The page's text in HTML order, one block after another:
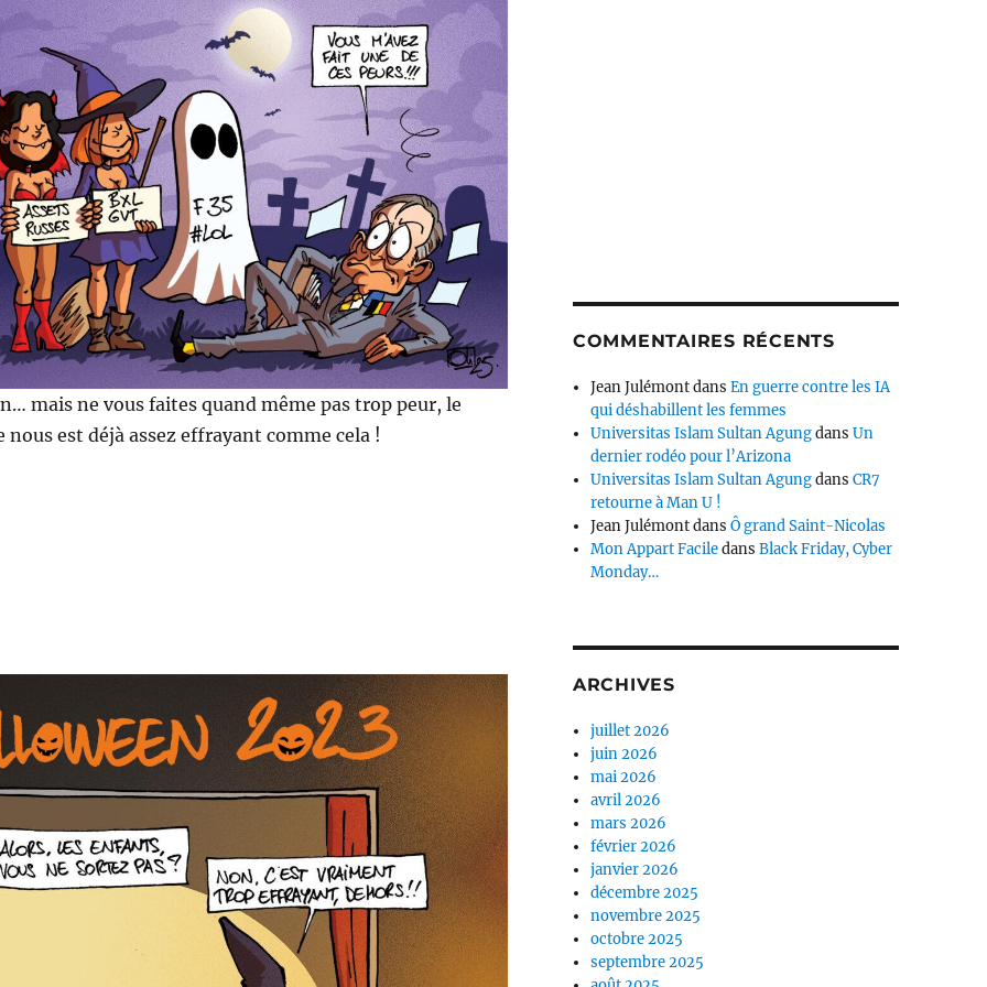
mais ne vous faites quand même pas trop peur, le
nous est déjà assez effrayant comme cela !
COMMENTAIRES RÉCENTS
Jean JulémontdansEn guerre contre les IA
qui déshabillent les femmes
Universitas Islam Sultan AgungdansUn
dernier rodéo pour l’Arizona
Universitas Islam Sultan AgungdansCR7
retourne à Man U !
Jean JulémontdansÔ grand Saint-Nicolas
Mon Appart FaciledansBlack Friday, Cyber
Monday…
ARCHIVES
juillet 2026
juin 2026
mai 2026
avril 2026
mars 2026
février 2026
janvier 2026
décembre 2025
novembre 2025
octobre 2025
septembre 2025